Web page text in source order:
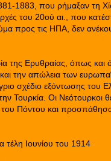
1883, που ρήμαξαν τη
του 20ού αι., που
προς τις ΗΠΑ, δεν
της Ερυθραίας, όπως και
την απώλεια των
σχέδιο εξόντωσης του
Τουρκία. Οι Νεότουρκοι
Πόντου και
Ιουνίου του 1914